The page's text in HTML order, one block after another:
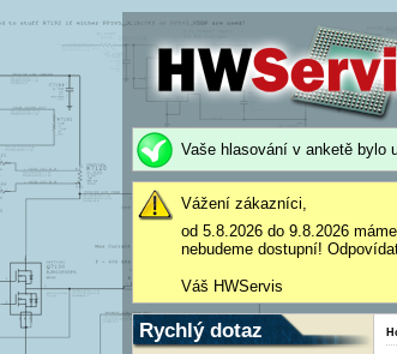
Vaše hlasování v anketě bylo
Vážení zákazníci,
od 5.8.2026 do 9.8.2026
nebudeme dostupní!
Váš HWServis
Rychlý dotaz